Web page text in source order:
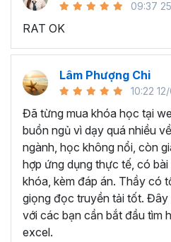
sử dụng Excel sẽ tốn nhiều
công việc. Hơn nữa, chúng ta
mình đang thực hiện đúng hay
Hiện nay 100% các doanh
cần tới kỹ năng Excel khi ứng
chính... Mỗi cấp độ sẽ có yêu
công việc khác nhau.
Chính vì điều đó Gitiho đã mở
Excel cập nhật hàng tuần -
cùng với92 tài liệu đính kèm
ích vô tận như:
Giảng viên là những
09:37
RAT OK
Lâm Phượng Chi
10:22
Đã từng mua khóa học tại
buồn ngủ vì dạy quá nhiều
ngành, học không nổi, còn
hợp ứng dụng thực tế, có
khóa, kèm đáp án. Thầy có
giọng đọc truyền tải tốt. Đây
với các bạn cần bắt đầu tìm
excel.